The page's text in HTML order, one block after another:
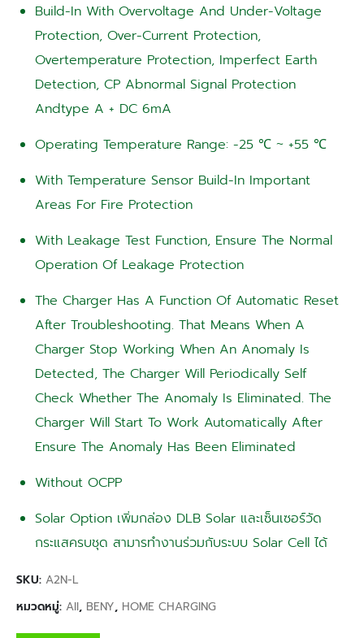
Build-In With Overvoltage And Under-Voltage
Protection, Over-Current Protection,
Overtemperature Protection, Imperfect Earth
Detection, CP Abnormal Signal Protection
Andtype A + DC 6mA
Operating Temperature Range: -25 ℃ ~ +55 ℃
With Temperature Sensor Build-In Important
Areas For Fire Protection
With Leakage Test Function, Ensure The Normal
Operation Of Leakage Protection
The Charger Has A Function Of Automatic Reset
After Troubleshooting. That Means When A
Charger Stop Working When An Anomaly Is
Detected, The Charger Will Periodically Self
Check Whether The Anomaly Is Eliminated. The
Charger Will Start To Work Automatically After
Ensure The Anomaly Has Been Eliminated
Without OCPP
Solar Option เพิ่มกล่อง DLB Solar และเซ็นเซอร์วัด
กระแสครบชุด สามารทำงานร่วมกับระบบ Solar Cell ได้
SKU: A2N-L
หมวดหมู่: All, BENY, HOME CHARGING